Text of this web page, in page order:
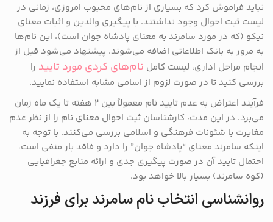
نباید فراموش کرد که بسیاری از نام‌های محبوب امروزی، زمانی در
لیست ثبت احوال وجود نداشتند. با پیگیری والدین و اثبات معنای
نیکو (که در مورد سامرند به معنای پادشاه جوان است)، این نام‌ها
به مرور به بانک اطلاعاتی اضافه می‌شوند. پیشنهاد می‌شود قبل از
انجام مراحل اداری، لیست کامل نام‌های کردی مورد تایید را
بررسی کنید تا در صورت لزوم از اسامی مشابه استفاده نمایید.
فرآیند اعتراض به عدم تایید نام معمولاً بین ۲ هفته تا یک ماه زمان
می‌برد. در این مدت، کارشناسان ثبت احوال معنای نام را از نظر عدم
مغایرت با شئونات فرهنگی و اسلامی بررسی می‌کنند. با توجه به
اینکه سامرند معنای “پادشاه جوان” را دارد و فاقد بار منفی است،
احتمال تایید آن در صورت پیگیری جدی و ارائه منابع جغرافیایی
(کوه سامرند) بسیار بالا خواهد بود.
روانشناسی انتخاب نام سامرند برای فرزند